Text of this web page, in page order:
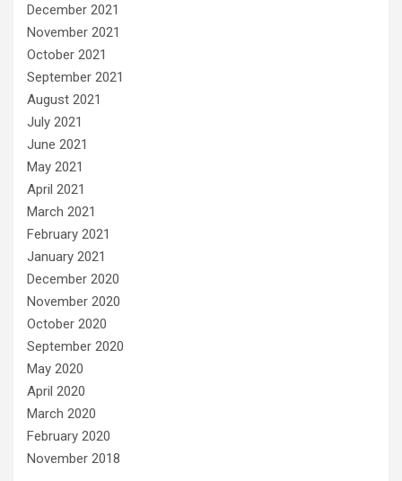
December 2021
November 2021
October 2021
September 2021
August 2021
July 2021
June 2021
May 2021
April 2021
March 2021
February 2021
January 2021
December 2020
November 2020
October 2020
September 2020
May 2020
April 2020
March 2020
February 2020
November 2018